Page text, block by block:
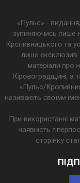
«Пульс» -
зупиняючись лише
Кропивницького та
лише ексклюзив.
матеріали про
Кіровоградщині, а
«Пульс/
називають своїми
При використанні
наявність
сторінку